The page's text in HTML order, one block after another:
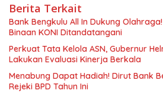
Berita Terkait
Bank Bengkulu All In Dukung
Binaan KONI Ditandatangani
Perkuat Tata Kelola ASN, Gubernur
Lakukan Evaluasi Kinerja Berkala
Menabung Dapat Hadiah! Dirut Bank
Rejeki BPD Tahun Ini